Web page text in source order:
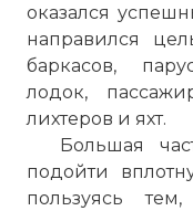
оказался
направился
баркасов,
лодок,
лихтеров и яхт.
Большая
подойти
пользуясь